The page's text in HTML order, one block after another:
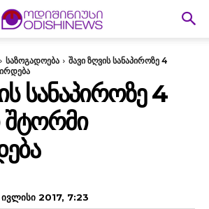
საზოგადოება
შავი ზღვის სანაპიროზე 4
ᲡᲐᲜᲐᲞᲘᲠᲝᲖᲔ 4
ᲨᲢᲝᲠᲛᲘ
ᲘᲕᲚᲘᲡᲘ 2017, 7:23